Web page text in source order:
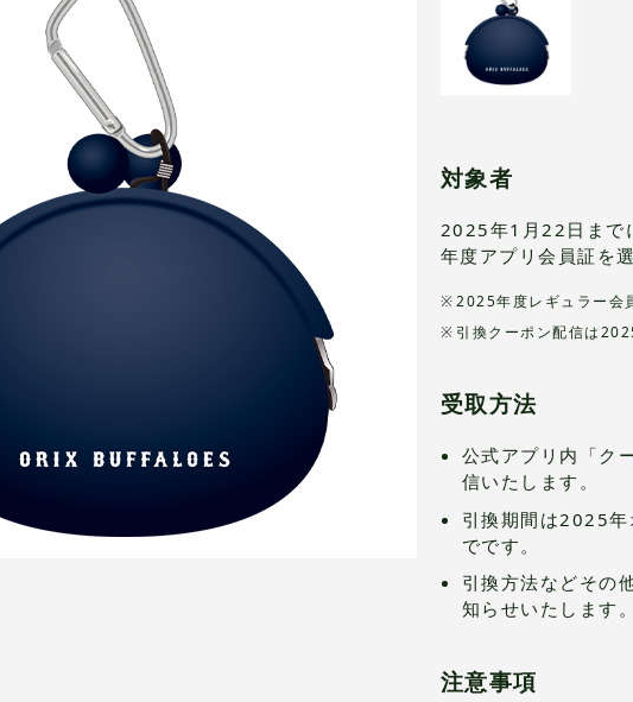
対象者
2025年1月22日まで
年度アプリ会員証を
2025年度レギュラー会
引換クーポン配信は
受取方法
公式アプリ内「ク
信いたします。
引換期間は2025年
でです。
引換方法などその
知らせいたします
注意事項